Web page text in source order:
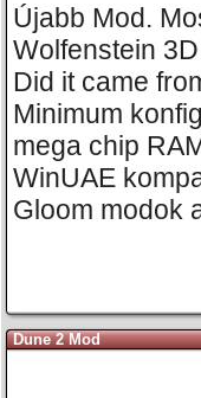
Újabb Mod.
Wolfenstein
Did it came
Minimum
mega chip
WinUAE
Gloom modok
Dune 2 Mod